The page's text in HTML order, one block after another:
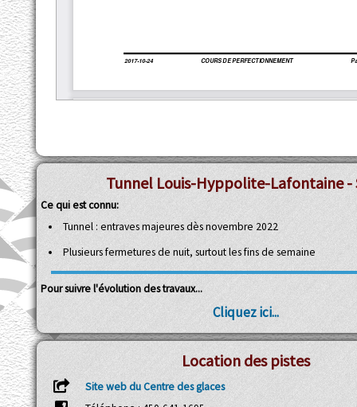
Tunnel Louis-Hyppolite-Lafontaine -
Ce qui est connu:
Tunnel : entraves majeures dès novembre 2022
Plusieurs fermetures de nuit, surtout les fins de semaine
Pour suivre l'évolution des travaux...
Cliquez ici...
Location des pistes
Site web du Centre des glaces